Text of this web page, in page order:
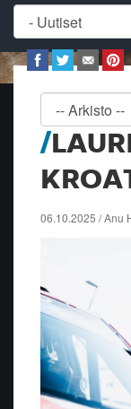
06.10.2025 / Anu